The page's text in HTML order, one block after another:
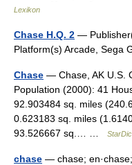
Lexikon
Chase H.Q. 2 —
Platform(s) Arcade, Sega
Chase — Chase, AK U.S.
Population (2000): 41
92.903484 sq. miles
0.623183 sq. miles
93.526667 sq.… …
chase — chase;